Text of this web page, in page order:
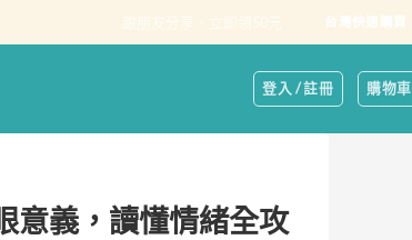
台灣快速購買
登入 / 註冊 購物車
意義，讀懂情緒全攻